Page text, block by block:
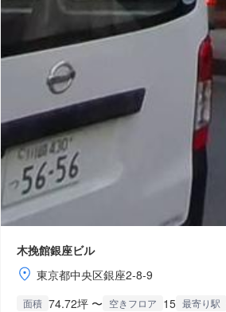
木挽館銀座ビル
東京都中央区銀座2-8-9
面積 74.72坪 〜 空きフロア 15 最寄り駅